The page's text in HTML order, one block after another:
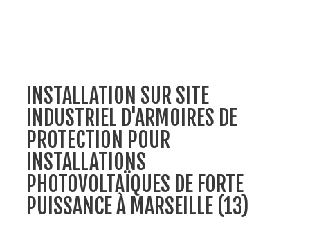
INSTALLATION SUR SITE
INDUSTRIEL D'ARMOIRES DE
PROTECTION POUR
INSTALLATIONS
PHOTOVOLTAÏQUES DE FORTE
PUISSANCE À MARSEILLE (13)